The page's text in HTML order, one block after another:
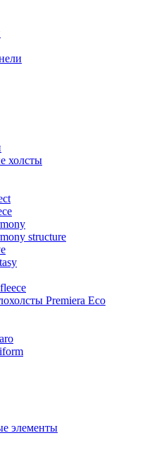
холсты
structure
Premiera Eco
элементы